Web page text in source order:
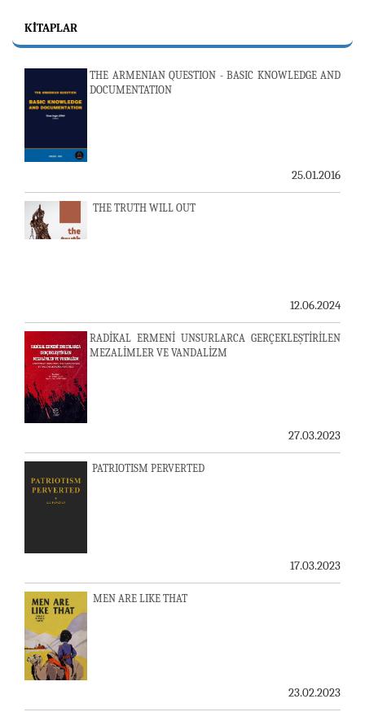
KITAPLAR
THE ARMENIAN QUESTION - BASIC KNOWLEDGE AND
DOCUMENTATION
25.01.2016
THE TRUTH WILL OUT
12.06.2024
RADİKAL ERMENİ UNSURLARCA GERÇEKLEŞTİRİLEN
MEZALİMLER VE VANDALİZM
27.03.2023
PATRIOTISM PERVERTED
17.03.2023
MEN ARE LIKE THAT
23.02.2023